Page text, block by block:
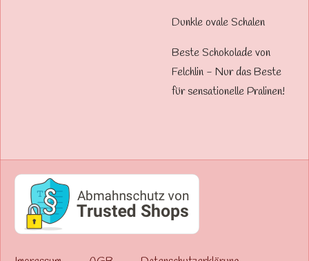
Dunkle ovale Schalen
Beste Schokolade von
Felchlin - Nur das Beste
für sensationelle Pralinen!